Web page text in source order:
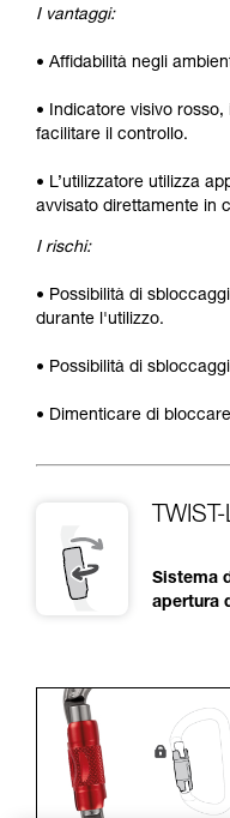
I vantaggi:
• Affidabilità negli
• Indicatore visivo
facilitare il controllo.
• L’utilizzatore utilizza
avvisato direttamente in
I rischi:
• Possibilità di
durante l'utilizzo.
• Possibilità di
• Dimenticare di
Sistema
apertura